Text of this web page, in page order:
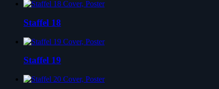
Staffel 18
Staffel 19